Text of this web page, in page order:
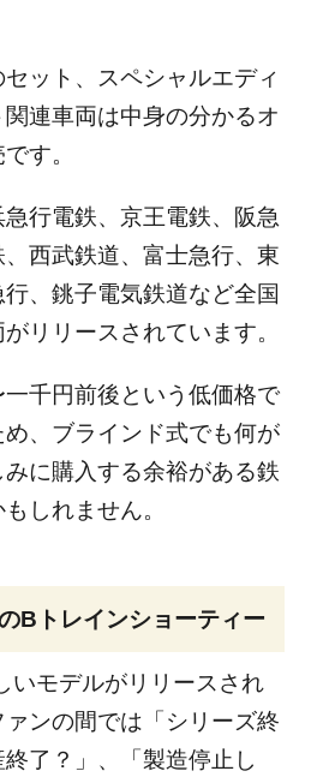
ット、スペシャルエディ
連車両は中身の分かるオ
す。
行電鉄、京王電鉄、阪急
西武鉄道、富士急行、東
、銚子電気鉄道など全国
リリースされています。
千円前後という低価格で
、ブラインド式でも何が
に購入する余裕がある鉄
しれません。
Bトレインショーティー
いモデルがリリースされ
ンの間では「シリーズ終
了？」、「製造停止し